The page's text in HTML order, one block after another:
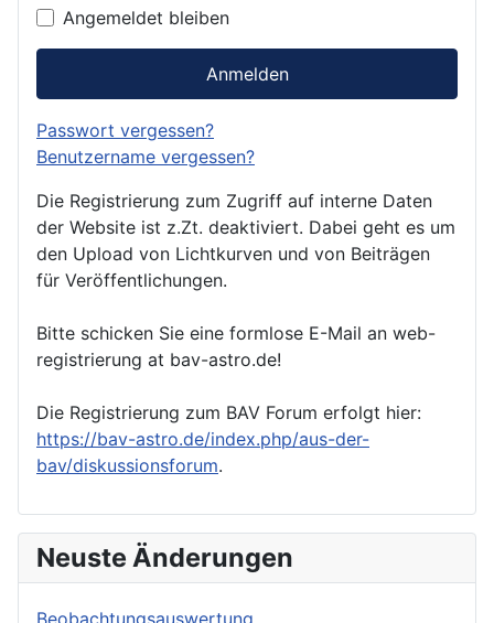
Angemeldet bleiben
Anmelden
Passwort vergessen?
Benutzername vergessen?
Die Registrierung zum Zugriff auf interne Daten
der Website ist z.Zt. deaktiviert. Dabei geht es um
den Upload von Lichtkurven und von Beiträgen
für Veröffentlichungen.
Bitte schicken Sie eine formlose E-Mail an web-
registrierung at bav-astro.de!
Die Registrierung zum BAV Forum erfolgt hier:
https://bav-astro.de/index.php/aus-der-
bav/diskussionsforum.
Neuste Änderungen
Beobachtungsauswertung